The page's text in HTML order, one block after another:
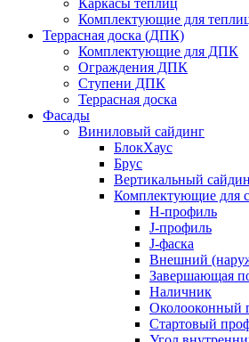
Каркасы теплиц
Комплектующие для
Террасная доска (ДПК)
Комплектующие для ДПК
Ограждения ДПК
Ступени ДПК
Террасная доска
Фасады
Виниловый сайдинг
БлокХаус
Брус
Вертикальный
Комплектующие для
H-профиль
J-профиль
J-фаска
Внешний
Завершающая
Наличник
Околооконный
Стартовый